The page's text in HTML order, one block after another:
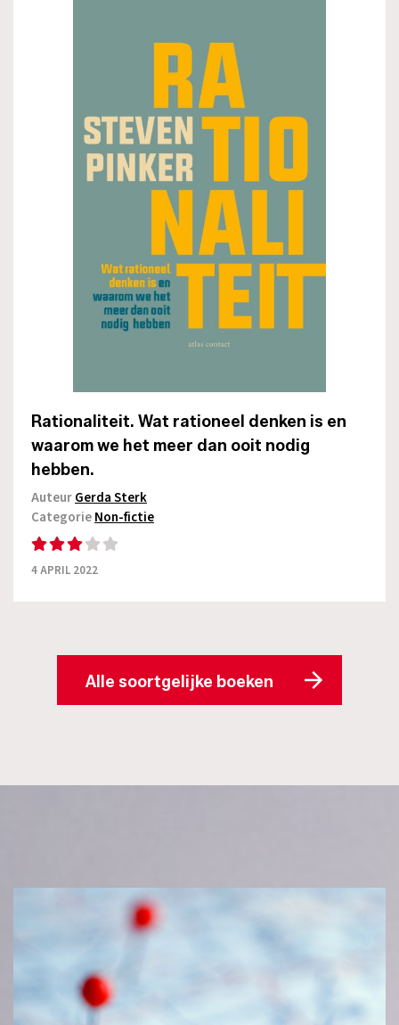
Rationaliteit. Wat rationeel denken is en
waarom we het meer dan ooit nodig
hebben.
AuteurGerda Sterk
CategorieNon-fictie
4 APRIL 2022
Alle soortgelijke boeken